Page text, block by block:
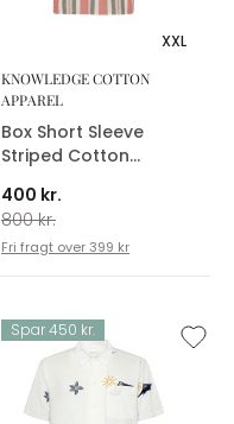
XXL
KNOWLEDGE COTTON
APPAREL
Box Short Sleeve
Striped Cotton
400 kr.
800 kr.
Fri fragt over 399 kr
Spar 450 kr.